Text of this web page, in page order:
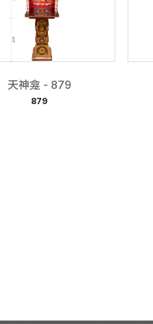
天神龛 - 879
879